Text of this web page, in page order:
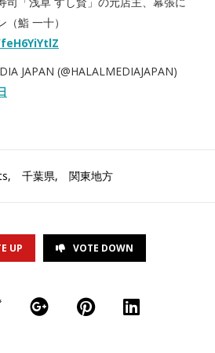
鮨 一十）
JAPAN (@HALALMEDIAJAPAN)
, 千葉県, 関東地方
UP VOTE DOWN